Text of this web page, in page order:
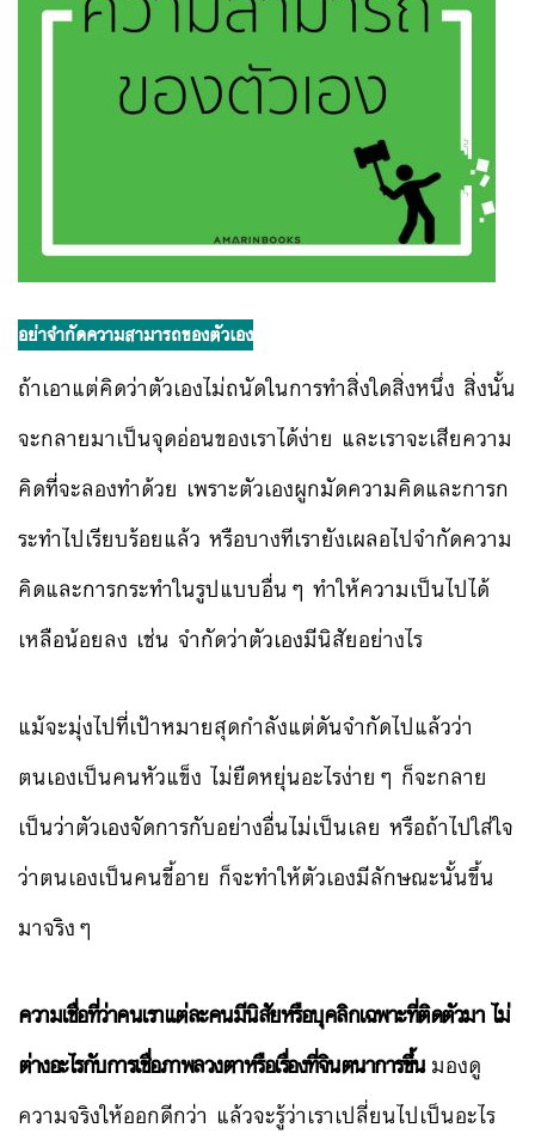
อย่าจำกัดความสามารถของตัวเอง
ถ้าเอาแต่คิดว่าตัวเองไม่ถนัดในการทำสิ่งใดสิ่งหนึ่ง สิ่งนั้น
จะกลายมาเป็นจุดอ่อนของเราได้ง่าย และเราจะเสียความ
คิดที่จะลองทำด้วย เพราะตัวเองผูกมัดความคิดและการก
ระทำไปเรียบร้อยแล้ว หรือบางทีเรายังเผลอไปจำกัดความ
คิดและการกระทำในรูปแบบอื่นๆ ทำให้ความเป็นไปได้
เหลือน้อยลง เช่น จำกัดว่าตัวเองมีนิสัยอย่างไร
แม้จะมุ่งไปที่เป้าหมายสุดกำลังแต่ดันจำกัดไปแล้วว่า
ตนเองเป็นคนหัวแข็ง ไม่ยืดหยุ่นอะไรง่ายๆ ก็จะกลาย
เป็นว่าตัวเองจัดการกับอย่างอื่นไม่เป็นเลย หรือถ้าไปใส่ใจ
ว่าตนเองเป็นคนขี้อาย ก็จะทำให้ตัวเองมีลักษณะนั้นขึ้น
มาจริงๆ
ความเชื่อที่ว่าคนเราแต่ละคนมีนิสัยหรือบุคลิกเฉพาะที่ติดตัวมา ไม่
ต่างอะไรกับการเชื่อภาพลวงตาหรือเรื่องที่จินตนาการขึ้นมองดู
ความจริงให้ออกดีกว่า แล้วจะรู้ว่าเราเปลี่ยนไปเป็นอะไร